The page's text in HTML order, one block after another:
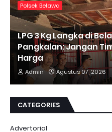
Polsek Belawa
LPG 3 Kg Langka di
Pangkalan: Jangan
Harga
Admin Agustus 07, 2026
CATEGORIES
Advertorial